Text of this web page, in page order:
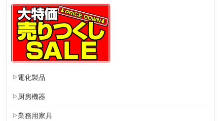
電化製品
厨房機器
業務用家具